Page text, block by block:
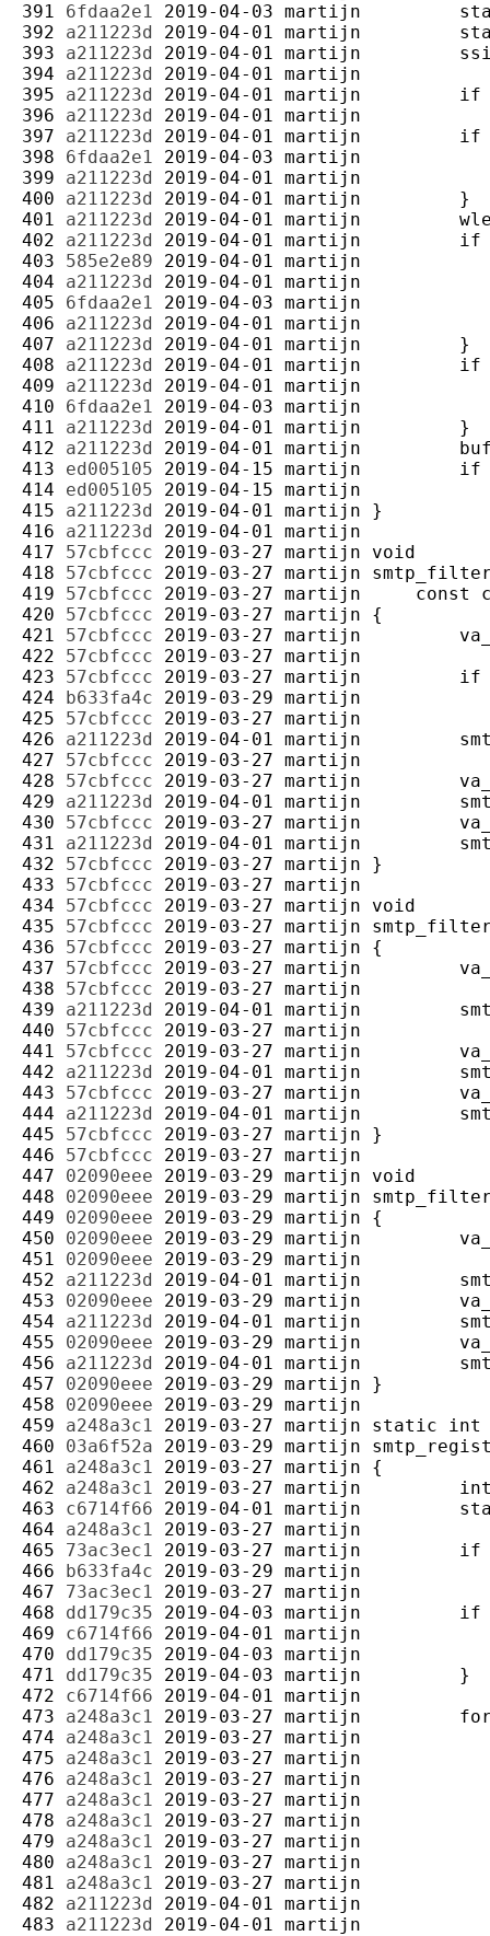
391 6fdaa2e1 2019-04-03 martijn
392 a211223d 2019-04-01 martijn
393 a211223d 2019-04-01 martijn
394 a211223d 2019-04-01 martijn
395 a211223d 2019-04-01 martijn
396 a211223d 2019-04-01 martijn
397 a211223d 2019-04-01 martijn
398 6fdaa2e1 2019-04-03 martijn
399 a211223d 2019-04-01 martijn
400 a211223d 2019-04-01 martijn
401 a211223d 2019-04-01 martijn
402 a211223d 2019-04-01 martijn
403 585e2e89 2019-04-01 martijn
404 a211223d 2019-04-01 martijn
405 6fdaa2e1 2019-04-03 martijn
406 a211223d 2019-04-01 martijn
407 a211223d 2019-04-01 martijn
408 a211223d 2019-04-01 martijn
409 a211223d 2019-04-01 martijn
410 6fdaa2e1 2019-04-03 martijn
411 a211223d 2019-04-01 martijn
412 a211223d 2019-04-01 martijn
413 ed005105 2019-04-15 martijn
414 ed005105 2019-04-15 martijn
415 a211223d 2019-04-01 martijn
416 a211223d 2019-04-01 martijn
417 57cbfccc 2019-03-27 martijn
418 57cbfccc 2019-03-27 martijn
419 57cbfccc 2019-03-27 martijn
420 57cbfccc 2019-03-27 martijn
421 57cbfccc 2019-03-27 martijn
422 57cbfccc 2019-03-27 martijn
423 57cbfccc 2019-03-27 martijn
424 b633fa4c 2019-03-29 martijn
425 57cbfccc 2019-03-27 martijn
426 a211223d 2019-04-01 martijn
427 57cbfccc 2019-03-27 martijn
428 57cbfccc 2019-03-27 martijn
429 a211223d 2019-04-01 martijn
430 57cbfccc 2019-03-27 martijn
431 a211223d 2019-04-01 martijn
432 57cbfccc 2019-03-27 martijn
433 57cbfccc 2019-03-27 martijn
434 57cbfccc 2019-03-27 martijn
435 57cbfccc 2019-03-27 martijn
436 57cbfccc 2019-03-27 martijn
437 57cbfccc 2019-03-27 martijn
438 57cbfccc 2019-03-27 martijn
439 a211223d 2019-04-01 martijn
440 57cbfccc 2019-03-27 martijn
441 57cbfccc 2019-03-27 martijn
442 a211223d 2019-04-01 martijn
443 57cbfccc 2019-03-27 martijn
444 a211223d 2019-04-01 martijn
445 57cbfccc 2019-03-27 martijn
446 57cbfccc 2019-03-27 martijn
447 02090eee 2019-03-29 martijn
448 02090eee 2019-03-29 martijn
449 02090eee 2019-03-29 martijn
450 02090eee 2019-03-29 martijn
451 02090eee 2019-03-29 martijn
452 a211223d 2019-04-01 martijn
453 02090eee 2019-03-29 martijn
454 a211223d 2019-04-01 martijn
455 02090eee 2019-03-29 martijn
456 a211223d 2019-04-01 martijn
457 02090eee 2019-03-29 martijn
458 02090eee 2019-03-29 martijn
459 a248a3c1 2019-03-27 martijn
460 03a6f52a 2019-03-29 martijn
461 a248a3c1 2019-03-27 martijn
462 a248a3c1 2019-03-27 martijn
463 c6714f66 2019-04-01 martijn
464 a248a3c1 2019-03-27 martijn
465 73ac3ec1 2019-03-27 martijn
466 b633fa4c 2019-03-29 martijn
467 73ac3ec1 2019-03-27 martijn
468 dd179c35 2019-04-03 martijn
469 c6714f66 2019-04-01 martijn
470 dd179c35 2019-04-03 martijn
471 dd179c35 2019-04-03 martijn
472 c6714f66 2019-04-01 martijn
473 a248a3c1 2019-03-27 martijn
474 a248a3c1 2019-03-27 martijn
475 a248a3c1 2019-03-27 martijn
476 a248a3c1 2019-03-27 martijn
477 a248a3c1 2019-03-27 martijn
478 a248a3c1 2019-03-27 martijn
479 a248a3c1 2019-03-27 martijn
480 a248a3c1 2019-03-27 martijn
481 a248a3c1 2019-03-27 martijn
482 a211223d 2019-04-01 martijn
483 a211223d 2019-04-01 martijn